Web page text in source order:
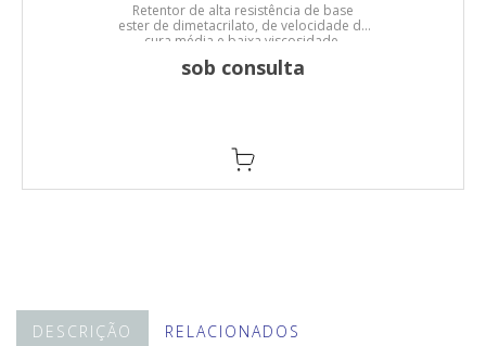
Retentor de alta resistência de base
ester de dimetacrilato, de velocidade de
cura média e baixa viscosidade.
sob consulta
DESCRIÇÃO RELACIONADOS